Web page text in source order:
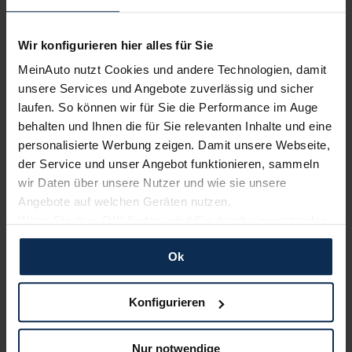
Wir konfigurieren hier alles für Sie
MeinAuto nutzt Cookies und andere Technologien, damit
unsere Services und Angebote zuverlässig und sicher
laufen. So können wir für Sie die Performance im Auge
behalten und Ihnen die für Sie relevanten Inhalte und eine
personalisierte Werbung zeigen. Damit unsere Webseite,
der Service und unser Angebot funktionieren, sammeln
wir Daten über unsere Nutzer und wie sie unsere
Angebote auf welchen Geräten nutzen.
und erlauben uns Cookies für unseren Service zu
verwenden und diese Daten an Dritte weiterzugeben,
etwa an unsere Marketingpartner. Falls Sie dem nicht
zustimmen möchten, beschränken wir uns auf die
dann nicht auf Sie zuschneiden und Sie somit nicht
Ok
Konfigurieren
Nur notwendige
Anbieter
Lenhard Automobile GmbH
Germersheimer Straße 153
DE-67360 Lingenfeld
Details zum Händler
Anbieter anrufen
Unverbindliches Angebot des angegebenen Händlers. Zwischenverkauf und
Irrtümer vorbehalten. Die Fahrzeugbeschreibung dient lediglich der allgemeinen
Sinne dar. Den genauen Ausstattungsumfang erhalten Sie von direkt vom Händler.
MeinAuto.de übernimmt keine Gewähr für die Richtigkeit der Angaben im Inserat.
Weitere Angebote dieses Anbieters